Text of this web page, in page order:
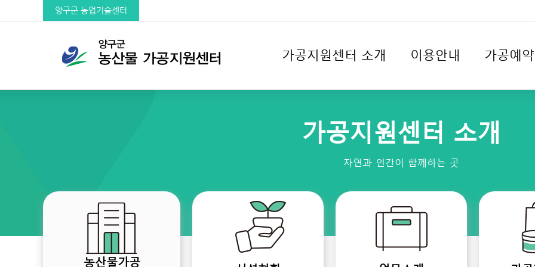
양구군 농업기술센터
가공지원센터 소개 이용안내 가공예약
가공지원센터 소개
자연과 인간이 함께하는 곳
농산물가공